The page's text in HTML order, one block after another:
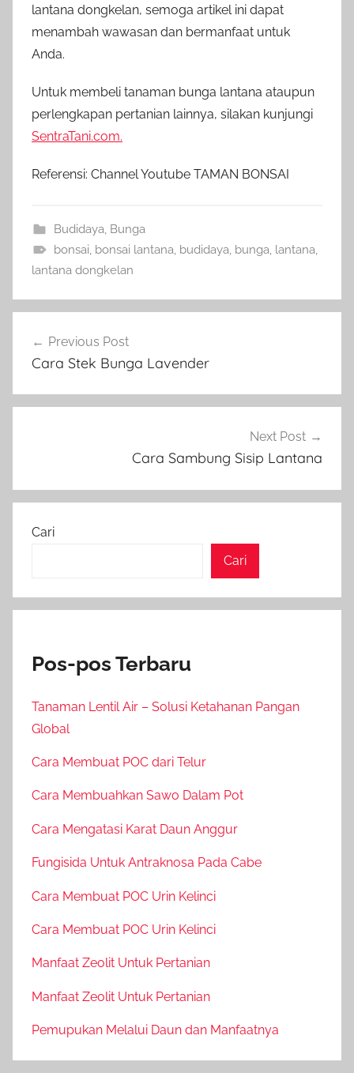
lantana dongkelan, semoga artikel ini dapat
menambah wawasan dan bermanfaat untuk
Anda.
Untuk membeli tanaman bunga lantana ataupun
perlengkapan pertanian lainnya, silakan kunjungi
SentraTani.com.
Referensi: Channel Youtube TAMAN BONSAI
Budidaya, Bunga
bonsai, bonsai lantana, budidaya, bunga, lantana,
lantana dongkelan
pos
Previous Post
Cara Stek Bunga Lavender
Next Post
Cara Sambung Sisip Lantana
Cari
Cari
Pos-pos Terbaru
Tanaman Lentil Air – Solusi Ketahanan Pangan
Global
Cara Membuat POC dari Telur
Cara Membuahkan Sawo Dalam Pot
Cara Mengatasi Karat Daun Anggur
Fungisida Untuk Antraknosa Pada Cabe
Cara Membuat POC Urin Kelinci
Cara Membuat POC Urin Kelinci
Manfaat Zeolit Untuk Pertanian
Manfaat Zeolit Untuk Pertanian
Pemupukan Melalui Daun dan Manfaatnya